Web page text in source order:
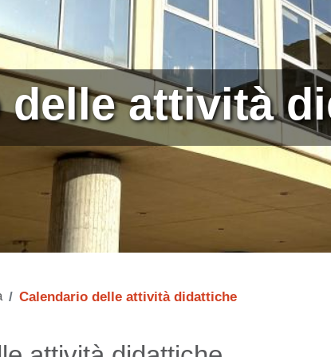
delle attività
Calendario delle attività didattiche